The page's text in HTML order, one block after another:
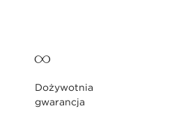
Dożywotnia
gwarancja